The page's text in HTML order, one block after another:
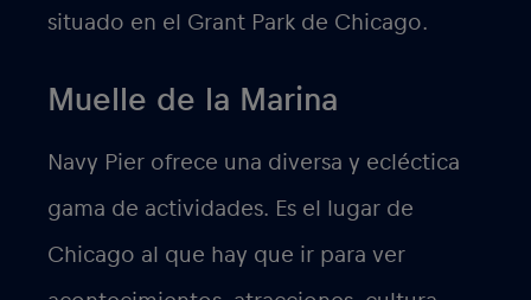
situado en el Grant Park de Chicago.
Muelle de la Marina
Navy Pier ofrece una diversa y ecléctica
gama de actividades. Es el lugar de
Chicago al que hay que ir para ver